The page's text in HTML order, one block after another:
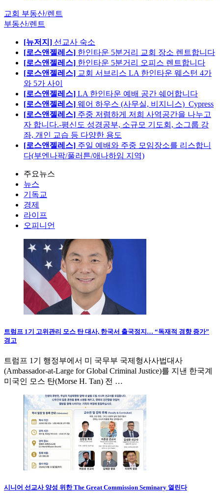
교회 부동산/렌트
부동산/렌트
[뉴저지] 선교사 숙소
[로스앤젤레스] 한인타운 5분거리 교회 장소 렌트합니다
[로스앤젤레스] 한인타운 5분거리 오피스 렌트합니다
[로스앤젤레스] 교회 서브리스 LA 한인타운 웨스턴 4가
와 5가 사이
[로스앤젤레스] LA 한인타운 예배 공간 쉐어합니다
[로스앤젤레스] 웨어 하우스 (사무실, 비지니스)_Cypress
[로스앤젤레스] 주중 저렴하게 저희 사역공간을 나누고
자 합니다.-평신도 성경공부, 소규모 기도회, 소그룹 강
좌, 개인 교습 등 다양한 용도
[로스앤젤레스] 주일 예배와 주중 모임장소를 리스합니
다(부엔나팍/풀러튼/애나하임 지역)
주요뉴스
뉴스
기독교
경제
라이프
오피니언
트럼프 1기 고위관리 모스 탄 대사, 한국서 출국정지… “독재적 경향 증가”
경고
트럼프 1기 행정부에서 미 국무부 국제형사사법대사
(Ambassador-at-Large for Global Criminal Justice)를 지낸 한국계
미국인 모스 탄(Morse H. Tan) 전 …
시니어 선교사 양성 위한 The Great Commission Seminary 열린다